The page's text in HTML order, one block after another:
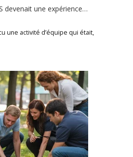
devenait une expérience…
une activité d’équipe qui était,